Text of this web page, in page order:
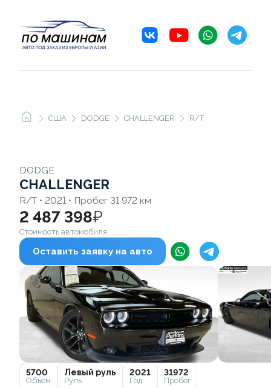
США DODGE CHALLENGER R/T
DODGE
CHALLENGER
R/T • 2021 • Пробег 31 972 км
2 487 398₽
Стоимость автомобиля
Оставить заявку на авто
5700
Объем
Левый руль
Руль
2021
Год
31972
Пробег